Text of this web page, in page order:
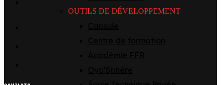
OUTILS DE DÉVELOPPEMENT